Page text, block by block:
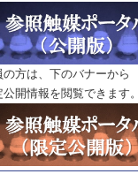
巻
号
囲指定
巻
号～
巻
号
媒年鑑
年度
種別
ーク：
マークあり
の方は、下のバナーから
公開情報を閲覧できます。